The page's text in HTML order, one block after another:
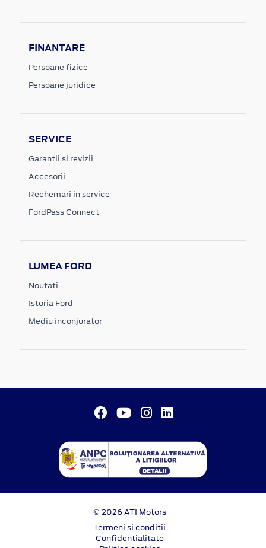
FINANTARE
Persoane fizice
Persoane juridice
SERVICE
Garantii si revizii
Accesorii
Rechemari in service
FordPass Connect
LUMEA FORD
Noutati
Istoria Ford
Mediu inconjurator
© 2026 ATI Motors
Termeni si conditii
Confidentialitate